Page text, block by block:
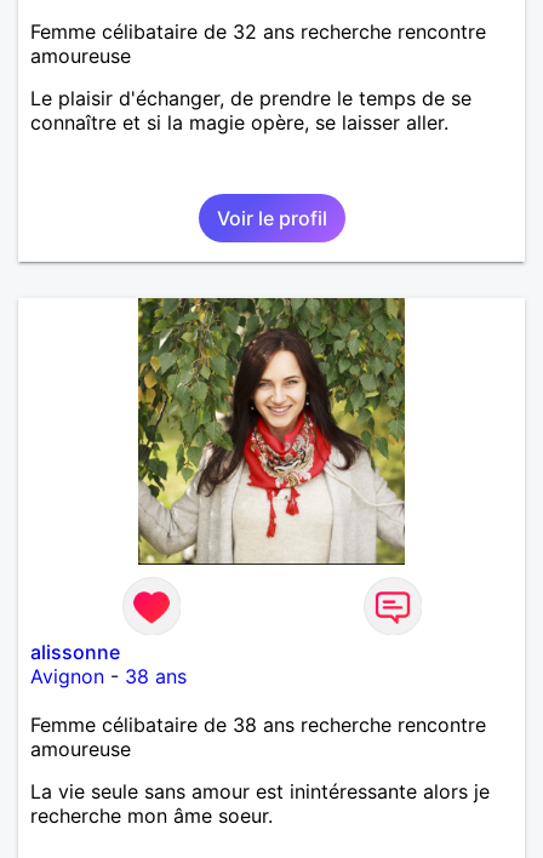
Femme célibataire de 32 ans recherche rencontre
amoureuse
Le plaisir d'échanger, de prendre le temps de se
connaître et si la magie opère, se laisser aller.
Voir le profil
alissonne
Avignon - 38 ans
Femme célibataire de 38 ans recherche rencontre
amoureuse
La vie seule sans amour est inintéressante alors je
recherche mon âme soeur.